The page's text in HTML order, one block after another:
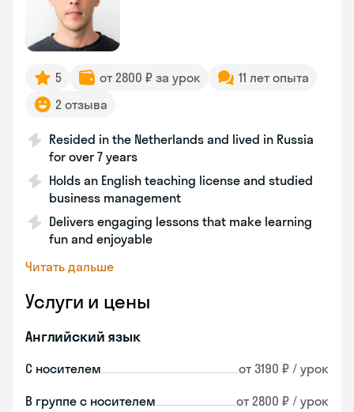
5 от 2800 ₽ за урок
11 лет опыта
2 отзыва
Resided in the Netherlands and lived in Russia
for over 7 years
Holds an English teaching license and studied
business management
Delivers engaging lessons that make learning
fun and enjoyable
Читать дальше
Услуги и цены
Английский язык
С носителем от 3190 ₽ / урок
В группе с носителем от 2800 ₽ / урок